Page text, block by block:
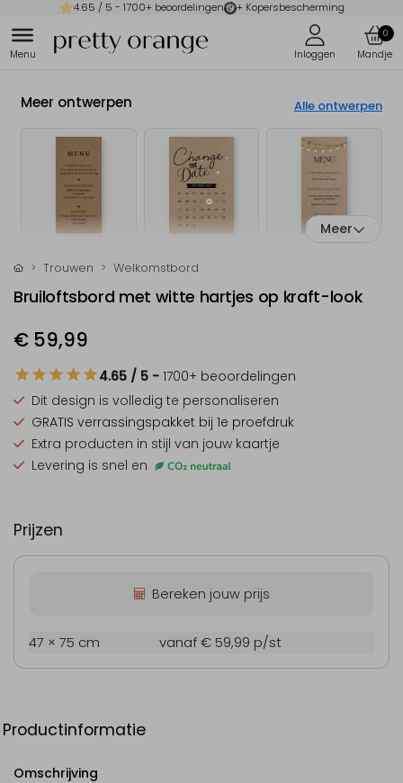
4.65 / 5 - 1700+ beoordelingen + Kopersbescherming
0
Meer ontwerpen Alle ontwerpen
Meer
Trouwen Welkomstbord
Bruiloftsbord met witte hartjes op kraft-look
€ 59,99
4.65 / 5 - 1700+ beoordelingen
Dit design is volledig te personaliseren
GRATIS verrassingspakket bij 1e proefdruk
Extra producten in stijl van jouw kaartje
Levering is snel en
Prijzen
Bereken jouw prijs
47 × 75 cm vanaf € 59,99 p/st
Productinformatie
Omschrijving